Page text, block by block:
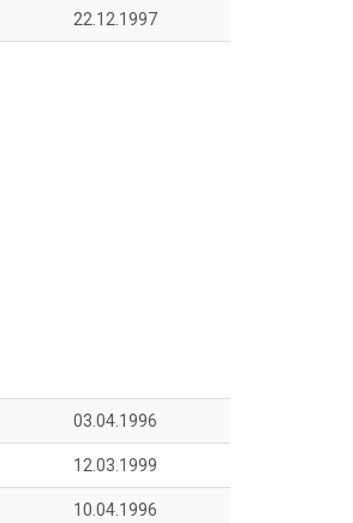
22.12.1997
03.04.1996
12.03.1999
10.04.1996